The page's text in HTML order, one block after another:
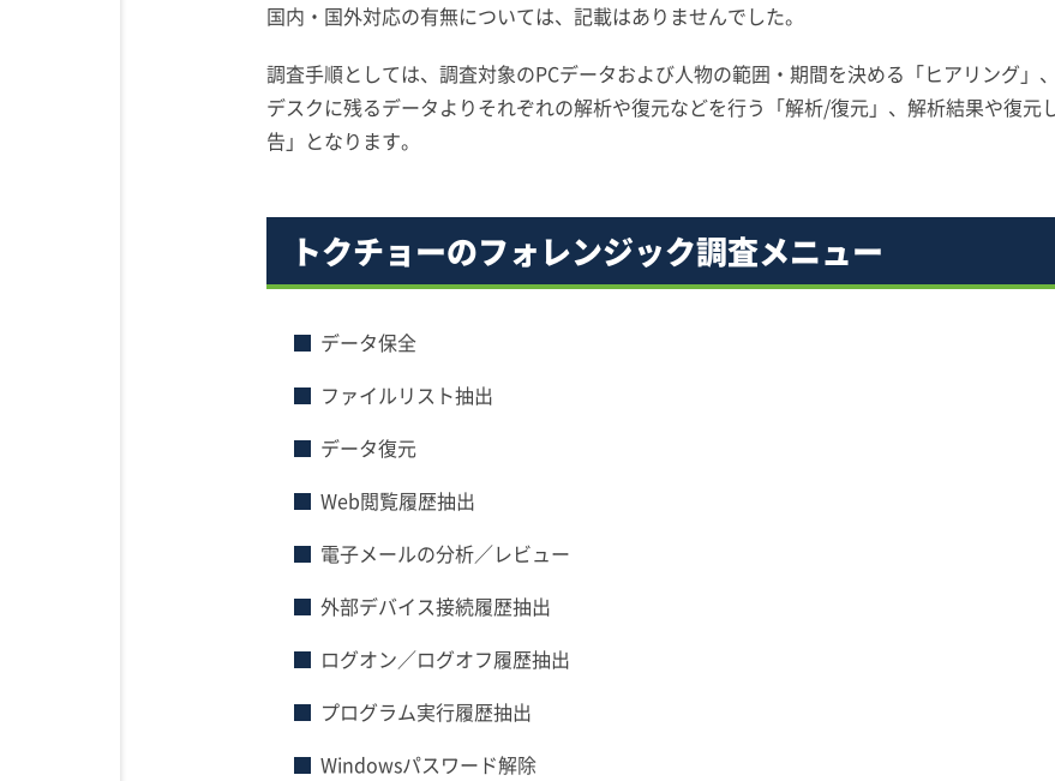
国内・国外対応の有無については、記載はありませんでした。
調査手順としては、調査対象のPCデータおよび人物の範囲・期間を決める「ヒアリング」
デスクに残るデータよりそれぞれの解析や復元などを行う「解析/復元」、解析結果や復
告」となります。
トクチョーのフォレンジック調査メニュー
データ保全
ファイルリスト抽出
データ復元
Web閲覧履歴抽出
電子メールの分析／レビュー
外部デバイス接続履歴抽出
ログオン／ログオフ履歴抽出
プログラム実行履歴抽出
Windowsパスワード解除